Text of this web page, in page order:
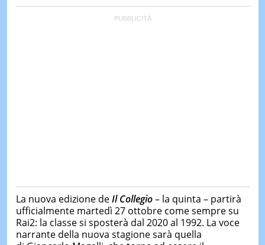
La nuova edizione deIl Collegio– la quinta – partirà
ufficialmente martedì 27 ottobre come sempre su
Rai2: la classe si sposterà dal 2020 al 1992. La voce
narrante della nuova stagione sarà quella